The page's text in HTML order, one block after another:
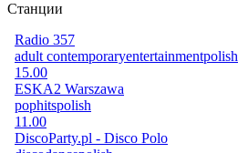
Станции
Radio 357
adult contemporaryentertainmentpolish
15.00
ESKA2 Warszawa
pophitspolish
11.00
DiscoParty.pl - Disco Polo